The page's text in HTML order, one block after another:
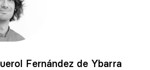
Fernández de Ybarra